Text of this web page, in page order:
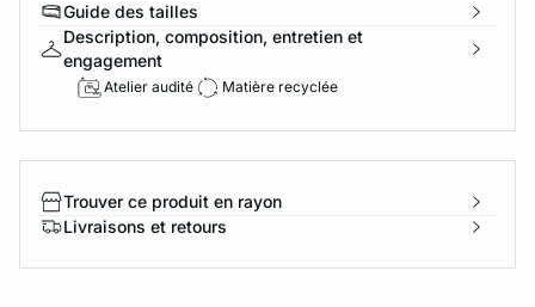
Guide des tailles
Description, composition, entretien et
engagement
Atelier audité Matière recyclée
Trouver ce produit en rayon
Livraisons et retours